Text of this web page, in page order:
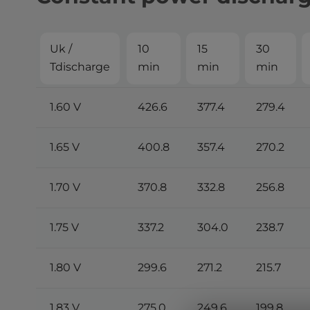
Uk /
Tdischarge
10
min
15
min
30
min
1.60 V 426.6 377.4 279.4
1.65 V 400.8 357.4 270.2
1.70 V 370.8 332.8 256.8
1.75 V 337.2 304.0 238.7
1.80 V 299.6 271.2 215.7